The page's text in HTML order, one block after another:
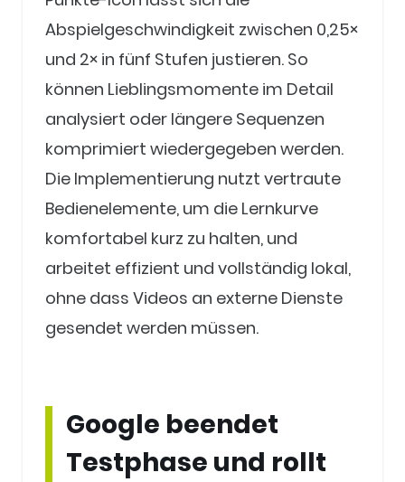
Abspielgeschwindigkeit zwischen 0,25×
und 2× in fünf Stufen justieren. So
können Lieblingsmomente im Detail
analysiert oder längere Sequenzen
komprimiert wiedergegeben werden.
Die Implementierung nutzt vertraute
Bedienelemente, um die Lernkurve
komfortabel kurz zu halten, und
arbeitet effizient und vollständig lokal,
ohne dass Videos an externe Dienste
gesendet werden müssen.
Google beendet
Testphase und rollt